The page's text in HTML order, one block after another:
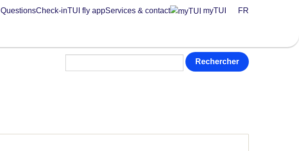
QuestionsCheck-inTUI fly appServices & contact myTUI FR
Rechercher